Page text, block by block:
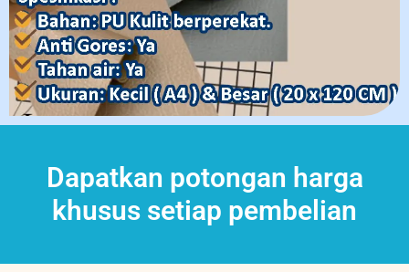
Dapatkan potongan harga
khusus setiap pembelian